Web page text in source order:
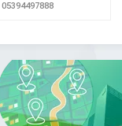
05394497888